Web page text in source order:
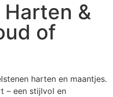
&
of
harten en maantjes.
– een stijlvol en